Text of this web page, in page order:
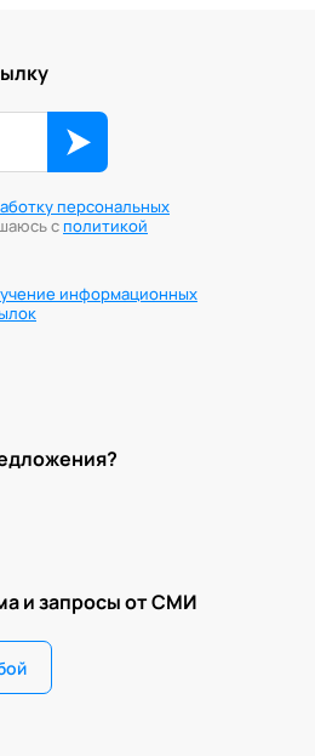
и запросы от СМИ
персональных
сполитикой
информационных